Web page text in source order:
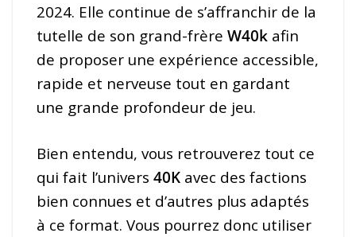
2024. Elle continue de s’affranchir de la
tutelle de son grand-frère W40k afin
de proposer une expérience accessible,
rapide et nerveuse tout en gardant
une grande profondeur de jeu.
Bien entendu, vous retrouverez tout ce
qui fait l’univers 40K avec des factions
bien connues et d’autres plus adaptés
à ce format. Vous pourrez donc utiliser